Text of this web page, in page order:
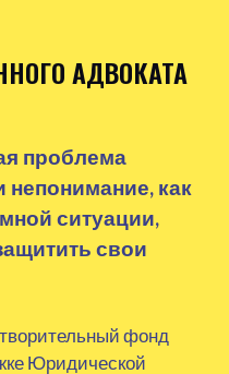
АДВОКАТА
проблема
непонимание, как
ситуации,
свои
фонд
Юридической